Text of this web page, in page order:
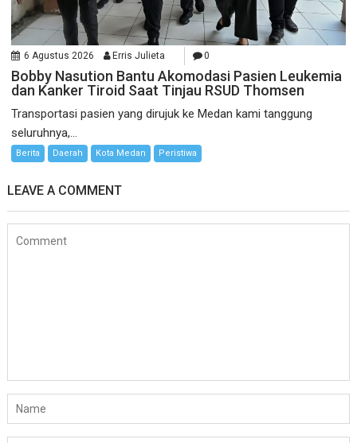
6 Agustus 2026 Erris Julieta 0
Bobby Nasution Bantu Akomodasi Pasien Leukemia
dan Kanker Tiroid Saat Tinjau RSUD Thomsen
Transportasi pasien yang dirujuk ke Medan kami tanggung
seluruhnya,...
Berita Daerah Kota Medan Peristiwa
LEAVE A COMMENT